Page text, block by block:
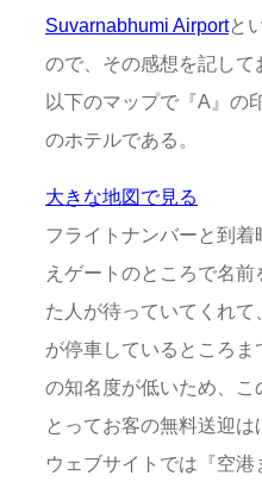
Suvarnabhumi Airportと
ので、その感想を記して
以下のマップで『A』の
のホテルである。
大きな地図で見る
フライトナンバーと到
えゲートのところで名
た人が待っていてくれ
が停車しているところ
の知名度が低いため、
とってお客の無料送迎は
ウェブサイトでは『空